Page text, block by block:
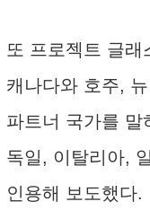
또 프로젝트 글래
캐나다와 호주,
파트너 국가를 말
독일, 이탈리아,
인용해 보도했다.